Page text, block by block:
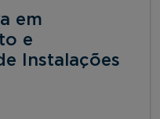
em
e
Instalações